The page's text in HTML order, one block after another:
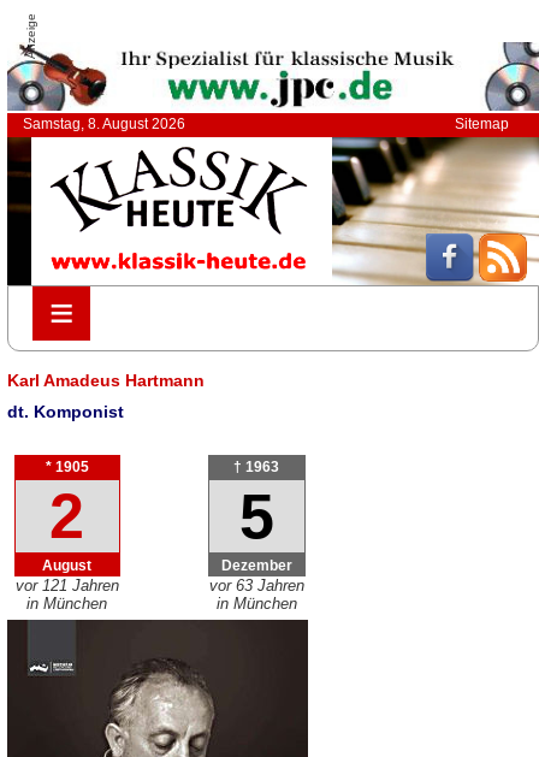
Anzeige
Samstag, 8. August 2026 Sitemap
≡
≡
Karl Amadeus Hartmann
dt. Komponist
* 1905
2
August
vor 121 Jahren
in München
† 1963
5
Dezember
vor 63 Jahren
in München